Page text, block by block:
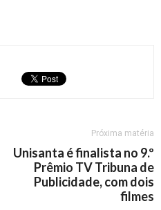
Próxima matéria
Unisanta é finalista no 9.º
Prêmio TV Tribuna de
Publicidade, com dois
filmes